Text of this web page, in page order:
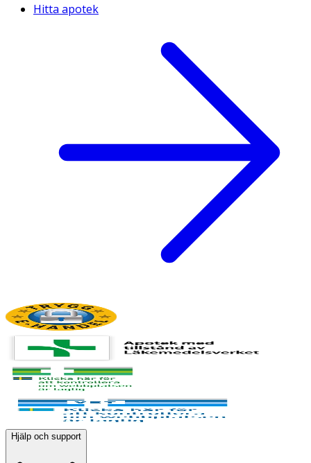
Hitta apotek
Hjälp och support